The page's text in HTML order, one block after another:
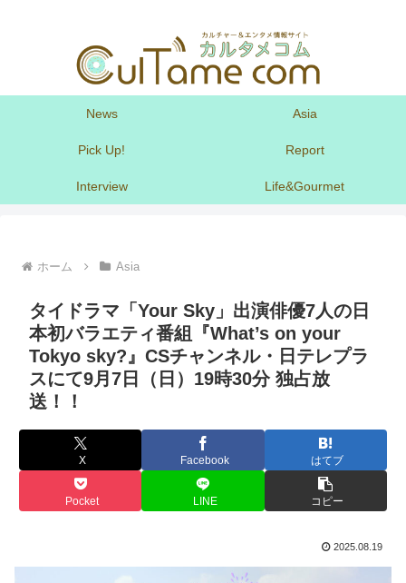
News Asia
Pick Up! Report
Interview Life&Gourmet
ホーム Asia
タイドラマ「Your Sky」出演俳優7人の日
本初バラエティ番組『What’s on your
Tokyo sky?』CSチャンネル・日テレプラ
スにて9月7日（日）19時30分 独占放
送！！
X Facebook はてブ
Pocket LINE コピー
2025.08.19